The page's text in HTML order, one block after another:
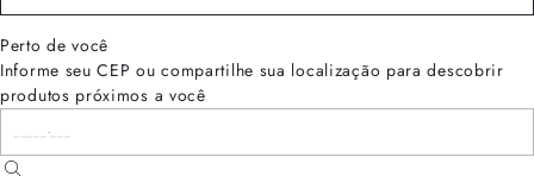
Perto de você
Informe seu CEP ou compartilhe sua localização para descobrir
produtos próximos a você